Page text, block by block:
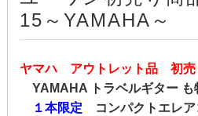
15～YAMAHA～
ヤマハ アウトレット品 初売
YAMAHA トラベルギター も
１本限定 コンパクトエレ